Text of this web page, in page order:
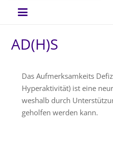
AD(H)S
Das Aufmerksamkeits
Hyperaktivität) ist eine
weshalb durch
geholfen werden kann.